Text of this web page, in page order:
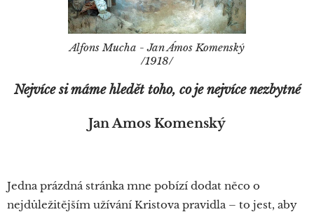
Alfons Mucha - Jan Ámos Komenský
/1918/
Nejvíce si máme hledět toho, co je nejvíce nezbytné
Jan Amos Komenský
Jedna prázdná stránka mne pobízí dodat něco o
nejdůležitějším užívání Kristova pravidla – to jest, aby